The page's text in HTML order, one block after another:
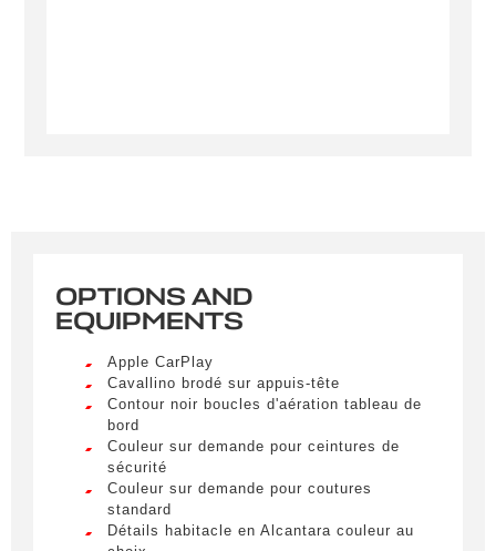
Créer une alerte
Remplissez le formulaire ci-dessous pour recevoir
une notification par e-mail dès qu’un véhicule
correspondant à vos critères sera disponible.
Civility *
LIVRAISON PARTOUT EN
FRANCE
OPTIONS AND
EQUIPMENTS
Apple CarPlay
Cavallino brodé sur appuis-tête
Contour noir boucles d'aération tableau de
bord
Couleur sur demande pour ceintures de
sécurité
Couleur sur demande pour coutures
standard
Détails habitacle en Alcantara couleur au